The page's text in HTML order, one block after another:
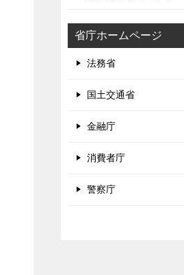
省庁ホームページ
法務省
国土交通省
金融庁
消費者庁
警察庁